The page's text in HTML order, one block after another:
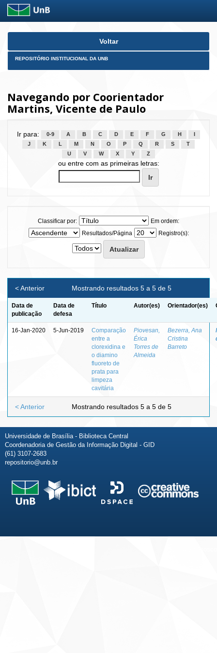
Skip
Voltar
REPOSITÓRIO INSTITUCIONAL DA UNB
Navegando por Coorientador
Martins, Vicente de Paulo
Ir para: 0-9 A B C D E F G H
J
K L M N O P Q R S
T
U
V W X Y Z
ou entre com as primeiras letras:
Classificar por:
Em ordem:
Resultados/Página
Registro(s):
Mostrando resultados 5 a 5 de 5
< Anterior
Data de
publicação
Data de
defesa
Título Autor(es) Orientador(es)
16-Jan-2020 5-Jun-2019
Comparação
entre a
clorexidina e
o diamino
fluoreto de
prata para
limpeza
cavitária
Piovesan,
Érica
Torres de
Almeida
Bezerra, Ana
Cristina
Barreto
Mostrando resultados 5 a 5 de 5
< Anterior
Universidade de Brasília - Biblioteca Central
Coordenadoria de Gestão da Informação Digital - GID
(61) 3107-2683
repositorio@unb.br